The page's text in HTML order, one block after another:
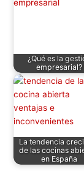
¿Qué es la
empresarial?
La tendencia
de las cocinas
en España